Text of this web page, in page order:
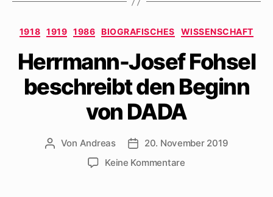
Kategorien
1918 1919 1986 BIOGRAFISCHES WISSENSCHAFT
Herrmann-Josef Fohsel
beschreibt den Beginn
von DADA
Beitragsautor
Von Andreas Beitragsdatum
20. November 2019
Keine Kommentarezu